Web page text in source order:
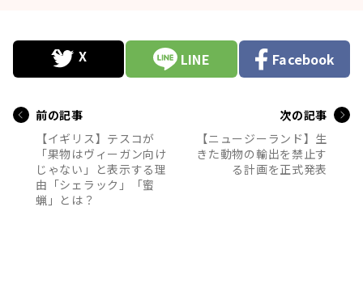
LINE Facebook
前の記事
【イギリス】テスコが
「果物はヴィーガン向け
じゃない」と表示する理
由「シェラック」「蜜
蝋」とは？
次の記事
【ニュージーランド】生
きた動物の輸出を禁止す
る計画を正式発表